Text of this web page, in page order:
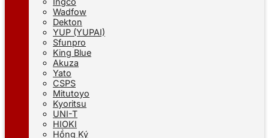
Wadfow
Dekton
YUP (YUPAI)
Sfunpro
King Blue
Akuza
Yato
CSPS
Mitutoyo
Kyoritsu
UNI-T
HIOKI
Hồng Ký